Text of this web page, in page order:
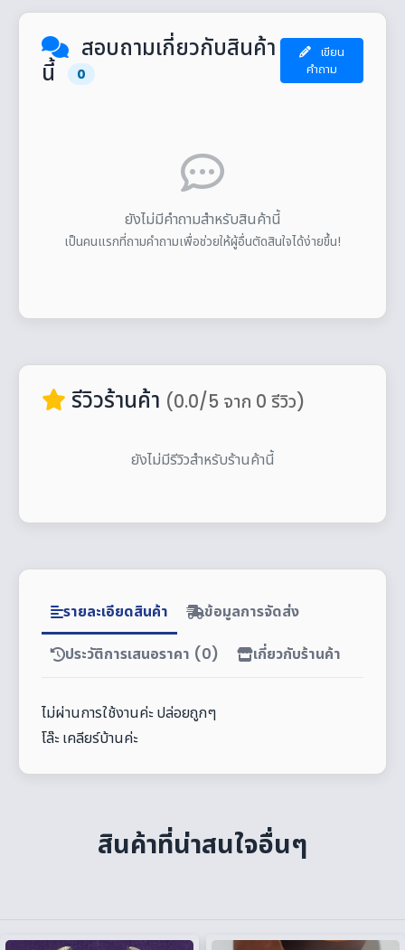
สอบถามเกี่ยวกับสินค้า
นี้
0
เขียน
คำถาม
ยังไม่มีคำถามสำหรับสินค้านี้
เป็นคนแรกที่ถามคำถามเพื่อช่วยให้ผู้อื่นตัดสินใจได้ง่ายขึ้น!
รีวิวร้านค้า (0.0/5 จาก 0 รีวิว)
ยังไม่มีรีวิวสำหรับร้านค้านี้
รายละเอียดสินค้า ข้อมูลการจัดส่ง
ประวัติการเสนอราคา (0) เกี่ยวกับร้านค้า
ไม่ผ่านการใช้งานค่ะ ปล่อยถูกๆ
โล๊ะ เคลียร์บ้านค่ะ
สินค้าที่น่าสนใจอื่นๆ